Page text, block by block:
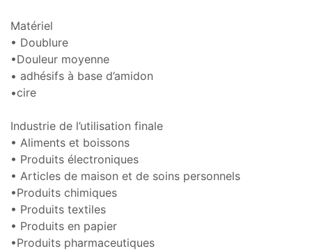
Matériel
• Doublure
•Douleur moyenne
• adhésifs à base d’amidon
•cire
Industrie de l’utilisation finale
• Aliments et boissons
• Produits électroniques
• Articles de maison et de soins personnels
•Produits chimiques
• Produits textiles
• Produits en papier
•Produits pharmaceutiques